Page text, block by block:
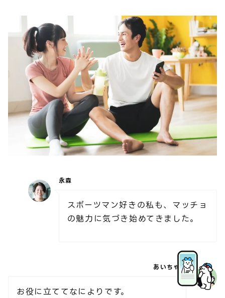
永森
スポーツマン好きの私も、マッチョ
の魅力に気づき始めてきました。
あいちゃん
お役に立ててなによりです。